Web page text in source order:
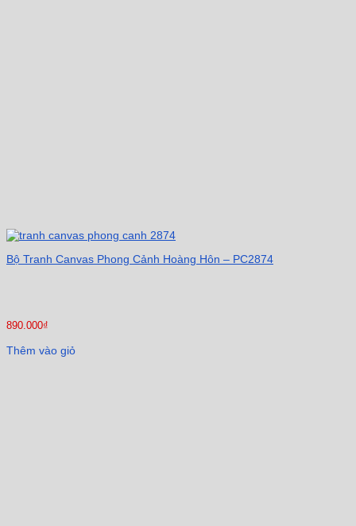
Bộ Tranh Canvas Phong Cảnh Hoàng Hôn – PC2874
890.000₫
Thêm vào giỏ